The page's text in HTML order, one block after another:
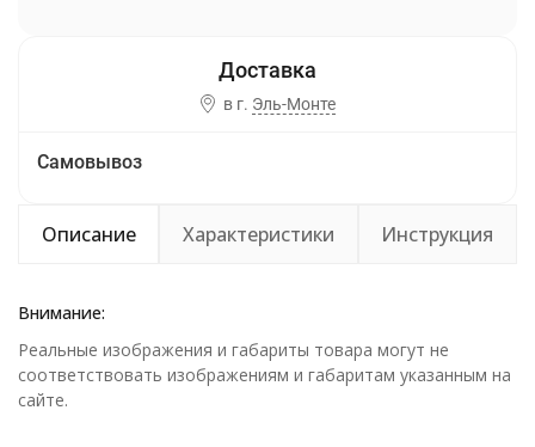
в г. Эль-Монте
Самовывоз
Описание Характеристики Инструкция
Внимание:
Реальные изображения и габариты товара могут не
соответствовать изображениям и габаритам указанным на
сайте.